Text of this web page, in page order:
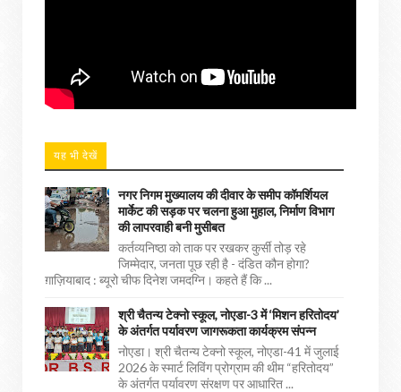
यह भी देखें
नगर निगम मुख्यालय की दीवार के समीप कॉमर्शियल
मार्केट की सड़क पर चलना हुआ मुहाल, निर्माण विभाग
की लापरवाही बनी मुसीबत
कर्तव्यनिष्ठा को ताक पर रखकर कुर्सी तोड़ रहे
जिम्मेदार, जनता पूछ रही है - दंडित कौन होगा?
ग़ाज़ियाबाद : ब्यूरो चीफ दिनेश जमदग्नि। कहते हैं कि ...
श्री चैतन्य टेक्नो स्कूल, नोएडा-3 में ‘मिशन हरितोदय’
के अंतर्गत पर्यावरण जागरूकता कार्यक्रम संपन्न
नोएडा। श्री चैतन्य टेक्नो स्कूल, नोएडा-41 में जुलाई
2026 के स्मार्ट लिविंग प्रोग्राम की थीम “हरितोदय”
के अंतर्गत पर्यावरण संरक्षण पर आधारित ...